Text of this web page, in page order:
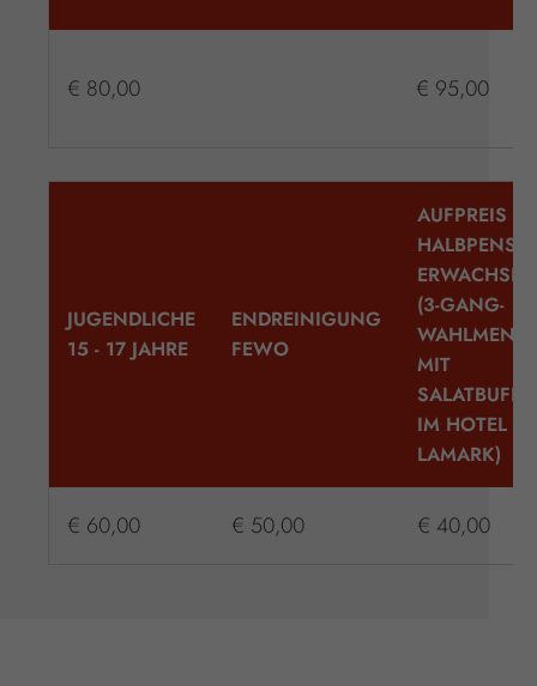
€ 80,00 € 95,00
JUGENDLICHE
15 - 17 JAHRE
ENDREINIGUNG
FEWO
AUFPREIS
(3-GANG-
WAHLMENÜ
MIT
IM HOTEL
LAMARK)
€ 60,00 € 50,00 € 40,00